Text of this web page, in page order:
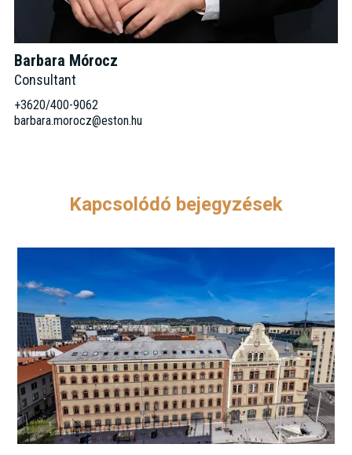
Barbara Mórocz
Consultant
+3620/400-9062
barbara.morocz@eston.hu
Kapcsolódó bejegyzések